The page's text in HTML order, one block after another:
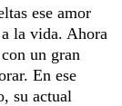
ese amor
la vida. Ahora
un gran
En ese
su actual